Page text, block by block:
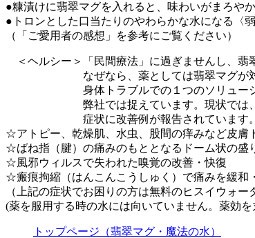
●糠漬けに翡翠マグを入れると、味わいがまろや
●トロンとした口当たりのやわらかな水になる〈
（「ご愛用者の感想」を参考にご覧ください）
＜ヘルシー＞「民間療法」に過ぎませんし、翡
なぜなら、薬としては翡翠マグが対応
身体トラブルでの１つのソリュ
弊社では捉えています。現状では、現
症状に改善例が報告されています。
☆アトピー、乾燥肌、水虫、股間の痒みなど皮膚
☆ばね指（腱）の痛みのもととなるドーム状の盛
☆風邪ウィルスで失われた嗅覚の改善・快復
☆瘢痕拘縮（はんこんこうしゅく）で痛みを緩和
（上記の症状でお困りの方は無料のヒスイウォ
(薬を服用する時の水には向いていません。薬効
トップページ（翡翠マグ・魔法の水）